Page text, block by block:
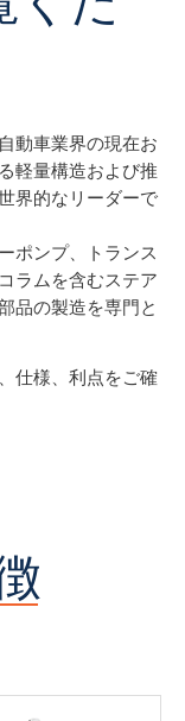
動車業界の現在お
軽量構造および推
界的なリーダーで
ポンプ、トランス
ラムを含むステア
品の製造を専門と
仕様、利点をご確